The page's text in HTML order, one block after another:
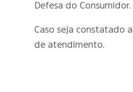
Defesa do Consumidor.
Caso seja constatado
de atendimento.